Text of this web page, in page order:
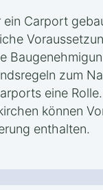
ein Carport
zum
eine
können
enthalten.